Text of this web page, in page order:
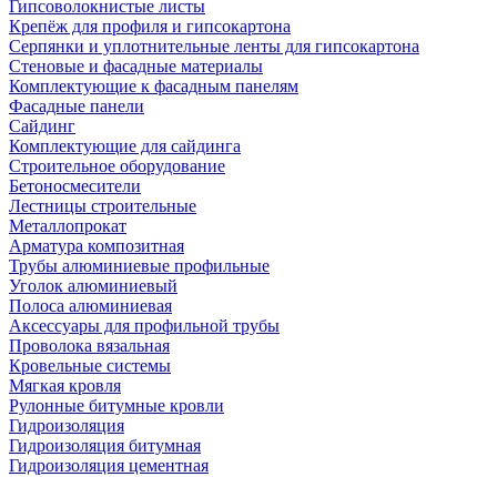
Гипсоволокнистые листы
Крепёж для профиля и гипсокартона
Серпянки и уплотнительные ленты для гипсокартона
Стеновые и фасадные материалы
Комплектующие к фасадным панелям
Фасадные панели
Сайдинг
Комплектующие для сайдинга
Строительное оборудование
Бетоносмесители
Лестницы строительные
Металлопрокат
Арматура композитная
Трубы алюминиевые профильные
Уголок алюминиевый
Полоса алюминиевая
Аксессуары для профильной трубы
Проволока вязальная
Кровельные системы
Мягкая кровля
Рулонные битумные кровли
Гидроизоляция
Гидроизоляция битумная
Гидроизоляция цементная